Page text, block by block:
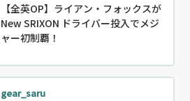
【全英OP】ライアン・フォックスが
New SRIXON ドライバー投入でメジ
ャー初制覇！
gear_saru